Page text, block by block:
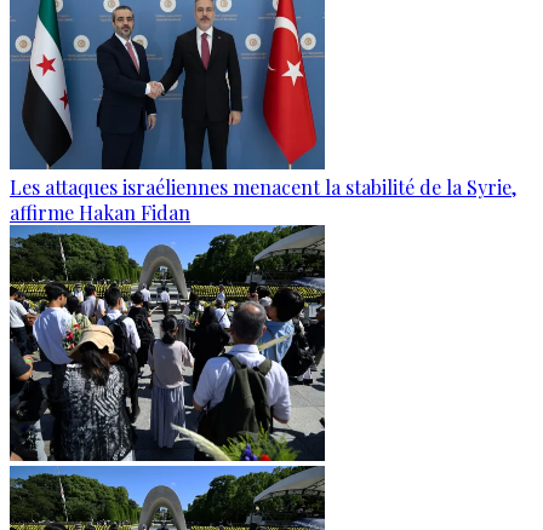
Les attaques israéliennes menacent la stabilité de la Syrie,
affirme Hakan Fidan